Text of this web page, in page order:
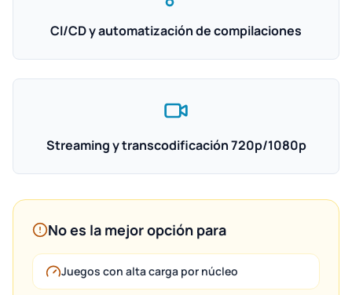
CI/CD y automatización de compilaciones
Streaming y transcodificación 720p/1080p
No es la mejor opción para
Juegos con alta carga por núcleo